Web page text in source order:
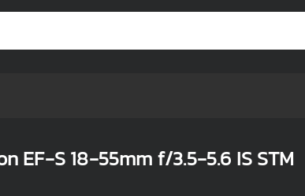
EF-S 18-55mm f/3.5-5.6 IS STM